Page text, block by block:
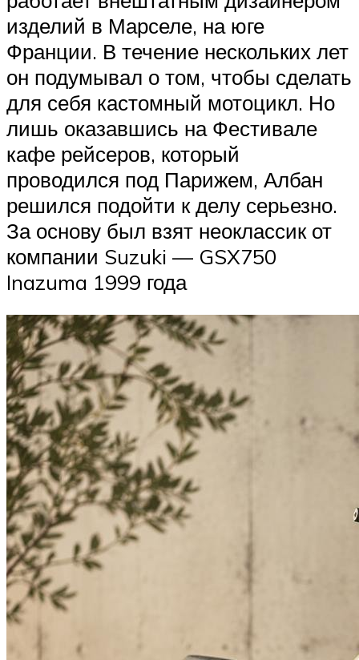
изделий в Марселе, на юге
Франции. В течение нескольких лет
он подумывал о том, чтобы сделать
для себя кастомный мотоцикл. Но
лишь оказавшись на Фестивале
кафе рейсеров, который
проводился под Парижем, Албан
решился подойти к делу серьезно.
За основу был взят неоклассик от
компании Suzuki — GSX750
Inazuma 1999 года